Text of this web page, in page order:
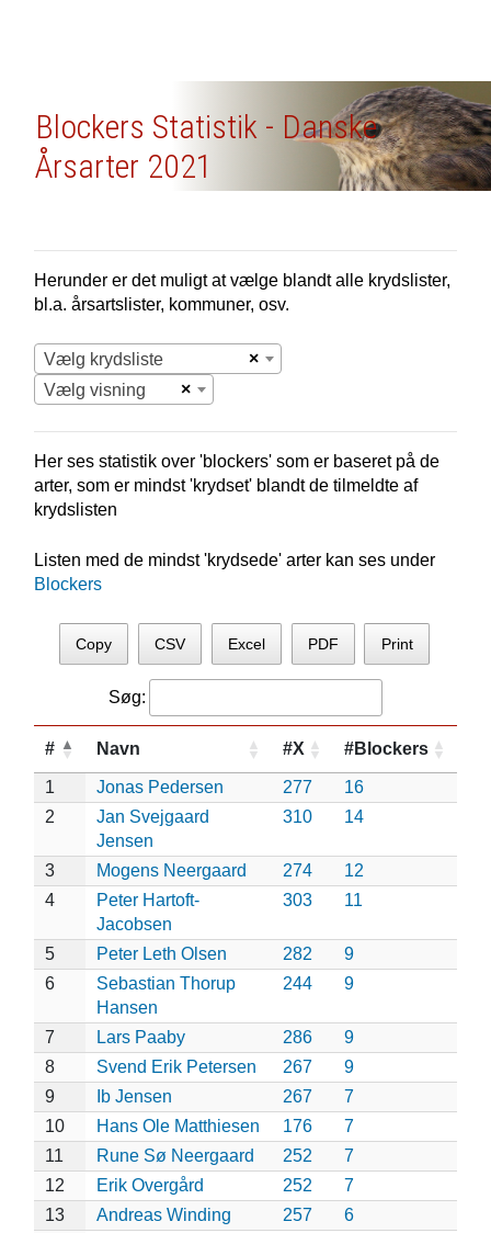
Blockers Statistik - Danske
Årsarter 2021
Herunder er det muligt at vælge blandt alle krydslister,
bl.a. årsartslister, kommuner, osv.
×
Vælg krydsliste
×
Vælg visning
Her ses statistik over 'blockers' som er baseret på de
arter, som er mindst 'krydset' blandt de tilmeldte af
krydslisten
Listen med de mindst 'krydsede' arter kan ses under
Blockers
Copy CSV Excel PDF Print
Søg:
# Navn #X #Blockers
1 Jonas Pedersen 277
16
2
Jan Svejgaard
Jensen
310 14
3 Mogens Neergaard 274
12
4
Peter Hartoft-
Jacobsen
303 11
5 Peter Leth Olsen 282
9
6
Sebastian Thorup
Hansen
244 9
7 Lars Paaby 286
9
8
Svend Erik Petersen 267
9
9
Ib Jensen 267
7
10
Hans Ole Matthiesen 176
7
11
Rune Sø Neergaard 252
7
12
Erik Overgård 252
7
13
Andreas Winding 257
6